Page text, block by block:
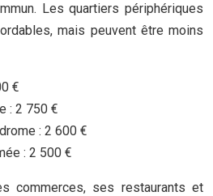
Les quartiers périphériques
mais peuvent être moins
€
: 2 750 €
: 2 600 €
: 2 500 €
commerces, ses restaurants et